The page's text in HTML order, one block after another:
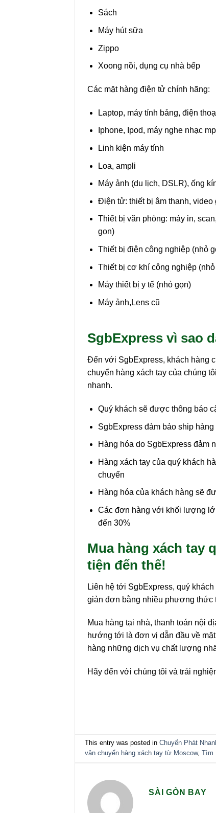
Sách
Máy hút sữa
Zippo
Xoong nồi, dụng cụ nhà bếp
Các mặt hàng điện tử chính hãng:
Laptop, máy tính bảng, điện
Iphone, Ipod, máy nghe nhạc
Linh kiện máy tính
Loa, ampli
Máy ảnh (du lịch, DSLR), ống
Điện tử: thiết bị âm thanh, video
Thiết bị văn phòng: máy in,
gọn)
Thiết bị điện công nghiệp (nhỏ
Thiết bị cơ khí công nghiệp
Máy thiết bị y tế (nhỏ gọn)
Máy ảnh,Lens cũ
SgbExpress vì sao
Đến với SgbExpress, khách hàng
chuyển hàng xách tay của chúng
nhanh.
Quý khách sẽ được thông báo
SgbExpress đảm bảo ship
Hàng hóa do SgbExpress đảm
Hàng xách tay của quý khách
chuyển
Hàng hóa của khách hàng sẽ
Các đơn hàng với khối lượng
đến 30%
Mua hàng xách tay
tiện đến thế!
Liên hệ tới SgbExpress, quý
giản đơn bằng nhiều phương thức
Mua hàng tại nhà, thanh toán nội
hướng tới là đơn vị dẫn đầu về
hàng những dịch vụ chất lượng
Hãy đến với chúng tôi và trải
This entry was posted inChuyển Phát
vận chuyển hàng xách tay từ Moscow,Tìm
SÀI GÒN BAY